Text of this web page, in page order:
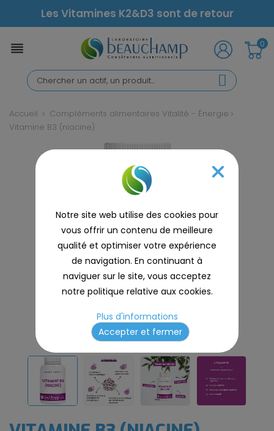
Notre site web utilise des cookies pour
vous offrir un contenu de meilleure
qualité et optimiser votre expérience
de navigation. En continuant à
naviguer sur le site, vous acceptez
notre politique relative aux cookies.
Plus d'informations
Accepter et fermer
Les Vitamines K2&D3 sont de retour
0

Accueil
Compléments alimentaires Vitalité - Énergie
Vitamine B3 (niacine)